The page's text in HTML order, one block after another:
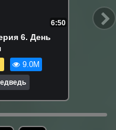
7:30
147. Летучий
8.9M